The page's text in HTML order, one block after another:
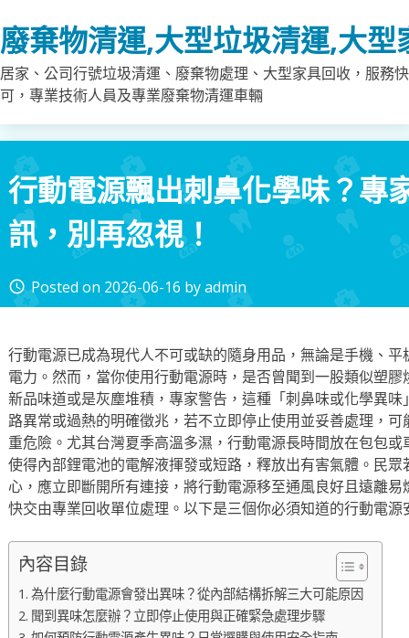
to
content
廢棄物清運,大型垃圾清運,大
居家、公司行號垃圾清運、廢棄物處理、大型家具回收，服務
可，專業技術人員及專業廢棄物清運車輛
行動電源飄出刺鼻化學味？專
訊，別再忽視！
access_time Posted on 2026-06-16 byadmin
行動電源已成為現代人不可或缺的隨身用品，無論是手機、
電力。然而，當你使用行動電源時，是否曾聞到一股類似塑
新品味道或是灰塵堆積，專家警告，這種「刺鼻味或化學異
路異常或過熱的明確徵兆，若不立即停止使用並妥善處理，
重危險。尤其台灣夏季高溫多濕，行動電源長時間放在包包
使得內部鋰電池的電解液揮發或短路，釋放出有害氣體。民
心，應立即斷開所有連接，將行動電源移至通風良好且遠離
快交由專業回收單位處理。以下是三個你必須知道的行動電
內容目錄
為什麼行動電源會發出異味？從內部結構拆解三大可能原因
聞到異味怎麼辦？立即停止使用與正確緊急處理步驟